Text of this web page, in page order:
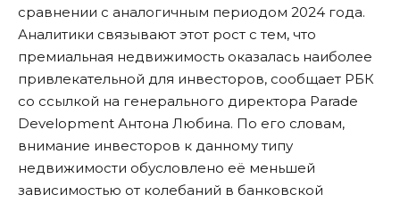
сравнении с аналогичным периодом 2024 года.
Аналитики связывают этот рост с тем, что
премиальная недвижимость оказалась наиболее
привлекательной для инвесторов, сообщает РБК
со ссылкой на генерального директора Parade
Development Антона Любина. По его словам,
внимание инвесторов к данному типу
недвижимости обусловлено её меньшей
зависимостью от колебаний в банковской